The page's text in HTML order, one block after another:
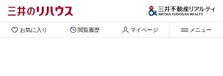
お気に入り 閲覧履歴 マイページ メニュー